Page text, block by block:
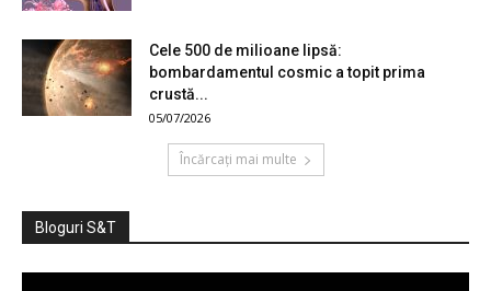
Cele 500 de milioane lipsă:
bombardamentul cosmic a topit prima
crustă...
05/07/2026
Încărcați mai multe
Bloguri S&T